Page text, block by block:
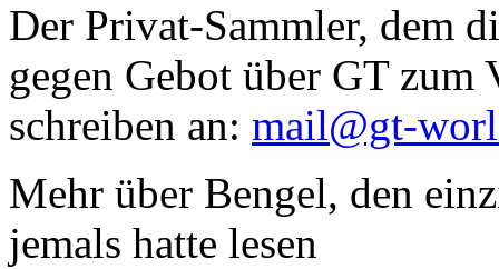
Der Privat-Sammler, dem
gegen Gebot über GT zum
schreiben an: mail@gt-
Mehr über Bengel, den
jemals hatte lesen